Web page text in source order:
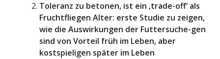
Toleranz zu betonen, ist ein ‚trade-off‘ als
Fruchtfliegen Alter: erste Studie zu zeigen,
wie die Auswirkungen der Futtersuche-gen
sind von Vorteil früh im Leben, aber
kostspieligen später im Leben